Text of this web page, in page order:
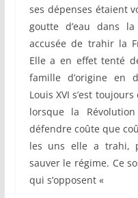
ses dépenses étaient
goutte d’eau dans
accusée de trahir la
Elle a en effet tenté
famille d’origine en
Louis XVI s’est
lorsque la
défendre coûte que
les uns elle a trahi,
sauver le régime. Ce
qui s’opposent «